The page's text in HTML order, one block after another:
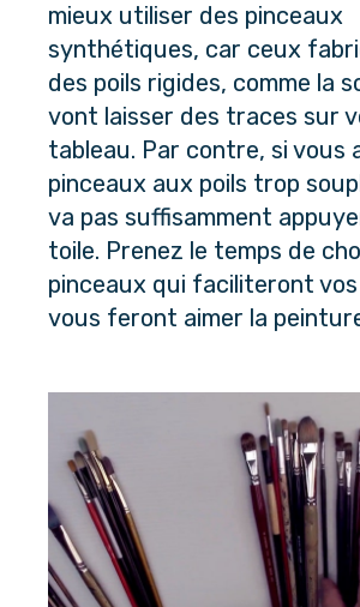
mieux utiliser des pinceaux
synthétiques, car ceux
des poils rigides, comme la
vont laisser des traces sur
tableau. Par contre, si vous
pinceaux aux poils trop
va pas suffisamment
toile. Prenez le temps de
pinceaux qui faciliteront
vous feront aimer la